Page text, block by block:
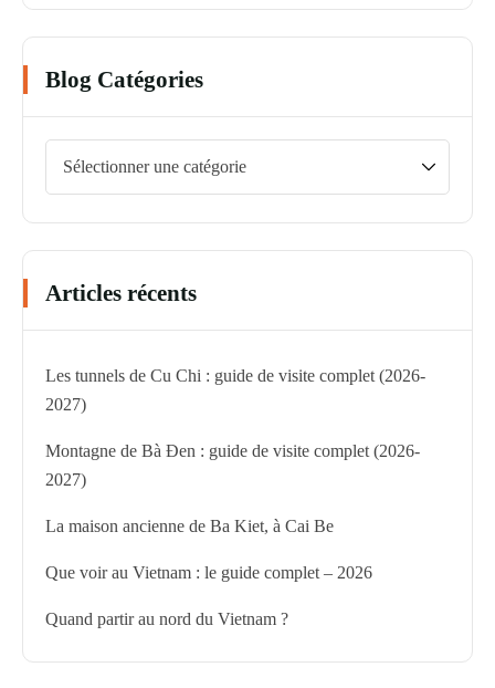
Blog Catégories
Articles récents
Les tunnels de Cu Chi : guide de visite complet (2026-
2027)
Montagne de Bà Đen : guide de visite complet (2026-
2027)
La maison ancienne de Ba Kiet, à Cai Be
Que voir au Vietnam : le guide complet – 2026
Quand partir au nord du Vietnam ?